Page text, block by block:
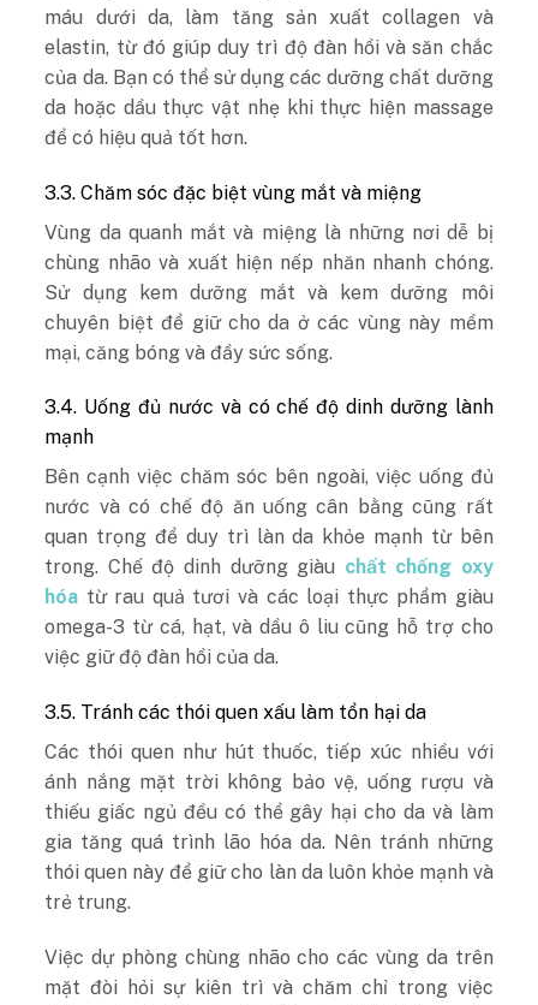
máu dưới da, làm tăng sản xuất collagen và
elastin, từ đó giúp duy trì độ đàn hồi và săn chắc
của da. Bạn có thể sử dụng các dưỡng chất dưỡng
da hoặc dầu thực vật nhẹ khi thực hiện massage
để có hiệu quả tốt hơn.
3.3. Chăm sóc đặc biệt vùng mắt và miệng
Vùng da quanh mắt và miệng là những nơi dễ bị
chùng nhão và xuất hiện nếp nhăn nhanh chóng.
Sử dụng kem dưỡng mắt và kem dưỡng môi
chuyên biệt để giữ cho da ở các vùng này mềm
mại, căng bóng và đầy sức sống.
3.4. Uống đủ nước và có chế độ dinh dưỡng lành
mạnh
Bên cạnh việc chăm sóc bên ngoài, việc uống đủ
nước và có chế độ ăn uống cân bằng cũng rất
quan trọng để duy trì làn da khỏe mạnh từ bên
trong. Chế độ dinh dưỡng giàu chất chống oxy
hóa từ rau quả tươi và các loại thực phẩm giàu
omega-3 từ cá, hạt, và dầu ô liu cũng hỗ trợ cho
việc giữ độ đàn hồi của da.
3.5. Tránh các thói quen xấu làm tổn hại da
Các thói quen như hút thuốc, tiếp xúc nhiều với
ánh nắng mặt trời không bảo vệ, uống rượu và
thiếu giấc ngủ đều có thể gây hại cho da và làm
gia tăng quá trình lão hóa da. Nên tránh những
thói quen này để giữ cho làn da luôn khỏe mạnh và
trẻ trung.
Việc dự phòng chùng nhão cho các vùng da trên
mặt đòi hỏi sự kiên trì và chăm chỉ trong việc